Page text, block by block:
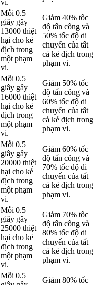
vi.
Mỗi 0.5
giây gây
13000 thiệt
hại cho kẻ
địch trong
một phạm
vi.
Giảm 40% tốc
độ tấn công và
50% tốc độ di
chuyển của tất
cả kẻ địch trong
phạm vi.
Mỗi 0.5
giây gây
16000 thiệt
hại cho kẻ
địch trong
một phạm
vi.
Giảm 50% tốc
độ tấn công và
60% tốc độ di
chuyển của tất
cả kẻ địch trong
phạm vi.
Mỗi 0.5
giây gây
20000 thiệt
hại cho kẻ
địch trong
một phạm
vi.
Giảm 60% tốc
độ tấn công và
70% tốc độ di
chuyển của tất
cả kẻ địch trong
phạm vi.
Mỗi 0.5
giây gây
25000 thiệt
hại cho kẻ
địch trong
một phạm
vi.
Giảm 70% tốc
độ tấn công và
80% tốc độ di
chuyển của tất
cả kẻ địch trong
phạm vi.
Mỗi 0.5
Giảm 80% tốc